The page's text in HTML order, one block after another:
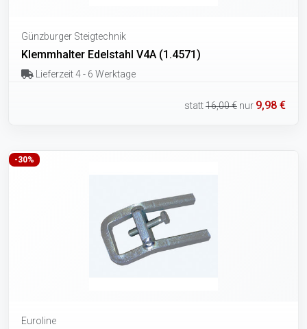
Günzburger Steigtechnik
Klemmhalter Edelstahl V4A (1.4571)
Lieferzeit 4 - 6 Werktage
statt16,00 € nur 9,98 €
-30%
Euroline